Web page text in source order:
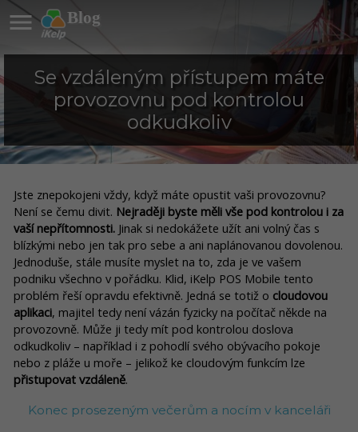
Blog

Se vzdáleným přístupem máte
provozovnu pod kontrolou
odkudkoliv
Jste znepokojeni vždy, když máte opustit vaši provozovnu?
Není se čemu divit. Nejraději byste měli vše pod kontrolou i za
vaší nepřítomnosti. Jinak si nedokážete užít ani volný čas s
blízkými nebo jen tak pro sebe a ani naplánovanou dovolenou.
Jednoduše, stále musíte myslet na to, zda je ve vašem
podniku všechno v pořádku. Klid, iKelp POS Mobile tento
problém řeší opravdu efektivně. Jedná se totiž o cloudovou
aplikaci, majitel tedy není vázán fyzicky na počítač někde na
provozovně. Může ji tedy mít pod kontrolou doslova
odkudkoliv – například i z pohodlí svého obývacího pokoje
nebo z pláže u moře – jelikož ke cloudovým funkcím lze
přistupovat vzdáleně.
Konec prosezeným večerům a nocím v kanceláři